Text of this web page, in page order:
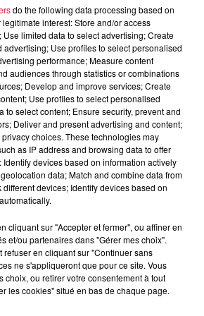
do the following data processing based on
interest: Store and/or access
limited data to select advertising; Create
Use profiles to select personalised
performance; Measure content
audiences through statistics or combinations
Develop and improve services; Create
Use profiles to select personalised
to select content; Ensure security, prevent and
Deliver and present advertising and content;
choices. These technologies may
as IP address and browsing data to offer
devices based on information actively
data; Match and combine data from
devices; Identify devices based on
cliquant sur "Accepter et fermer", ou affiner en
et/ou partenaires dans "Gérer mes choix".
refuser en cliquant sur "Continuer sans
ne s'appliqueront que pour ce site. Vous
choix, ou retirer votre consentement à tout
les cookies" situé en bas de chaque page.